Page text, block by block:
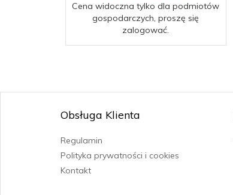
Cena widoczna tylko dla podmiotów
gospodarczych, proszę się
zalogować.
Obsługa Klienta
Regulamin
Polityka prywatności i cookies
Kontakt